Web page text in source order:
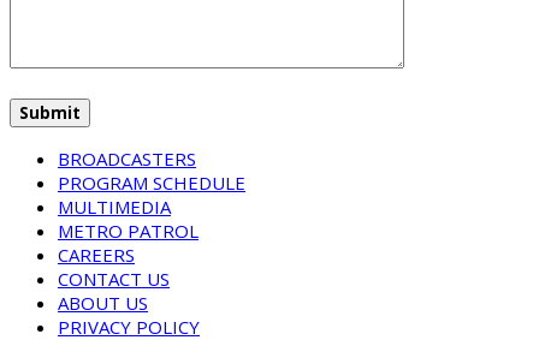
BROADCASTERS
PROGRAM SCHEDULE
MULTIMEDIA
METRO PATROL
CAREERS
CONTACT US
ABOUT US
PRIVACY POLICY